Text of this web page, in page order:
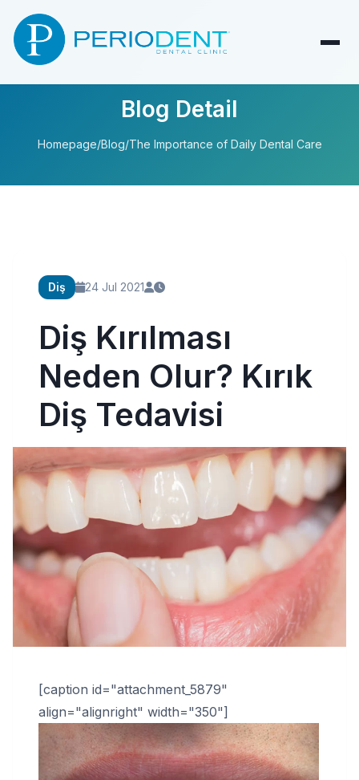
Blog Detail
Homepage/Blog/The Importance of Daily Dental Care
Diş 24 Jul 2021
Diş Kırılması
Neden Olur? Kırık
Diş Tedavisi
[caption id="attachment_5879"
align="alignright" width="350"]